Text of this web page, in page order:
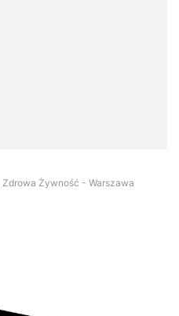
Żywność - Warszawa